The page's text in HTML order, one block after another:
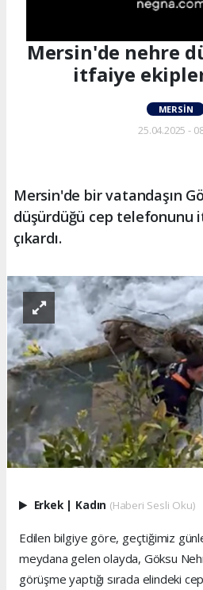
Mersin'de nehre
itfaiye
MERSIN
25.04.2025 -
Mersin'de bir vatandaşın
düşürdüğü cep telefonunu
çıkardı.
Erkek | Kadın (Haberi Sesli Oku)
Edilen bilgiye göre, geçtiğimiz
meydana gelen olayda, Göksu
görüşme yaptığı sırada elindeki